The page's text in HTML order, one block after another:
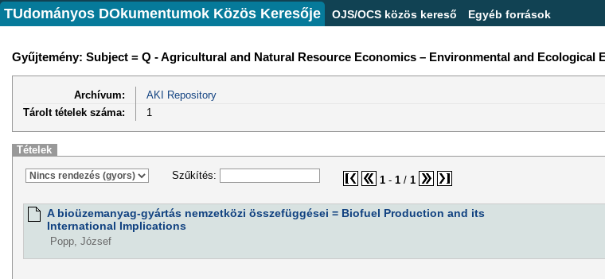
TUdományos DOkumentumok Közös Keresője OJS/OCS közös kereső Egyéb források
Gyűjtemény: Subject = Q - Agricultural and Natural Resource Economics – Environmental and Ecological
Archívum:
AKI Repository
Tárolt tételek száma:
1
Tételek
Szűkítés: 1- 1/ 1
A bioüzemanyag-gyártás nemzetközi összefüggései = Biofuel Production and its
International Implications
Popp, József